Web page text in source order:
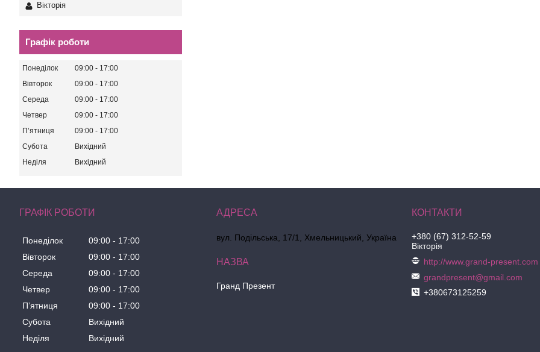
Вікторія
Графік роботи
Понеділок 09:00
17:00
Вівторок
09:00
17:00
Середа
09:00
17:00
Четвер
09:00
17:00
Пʼятниця
09:00
17:00
Субота
Вихідний
Неділя
Вихідний
ГРАФІК РОБОТИ
Понеділок 09:00
17:00
Вівторок
09:00
17:00
Середа
09:00
17:00
Четвер
09:00
17:00
Пʼятниця
09:00
17:00
Субота
Вихідний
Неділя
Вихідний
вул. Подільська, 17/1, Хмельницький, Україна
Гранд Презент
+380 (67) 312-52-59
Вікторія
http://www.grand-present.com
grandpresent@gmail.com
+380673125259